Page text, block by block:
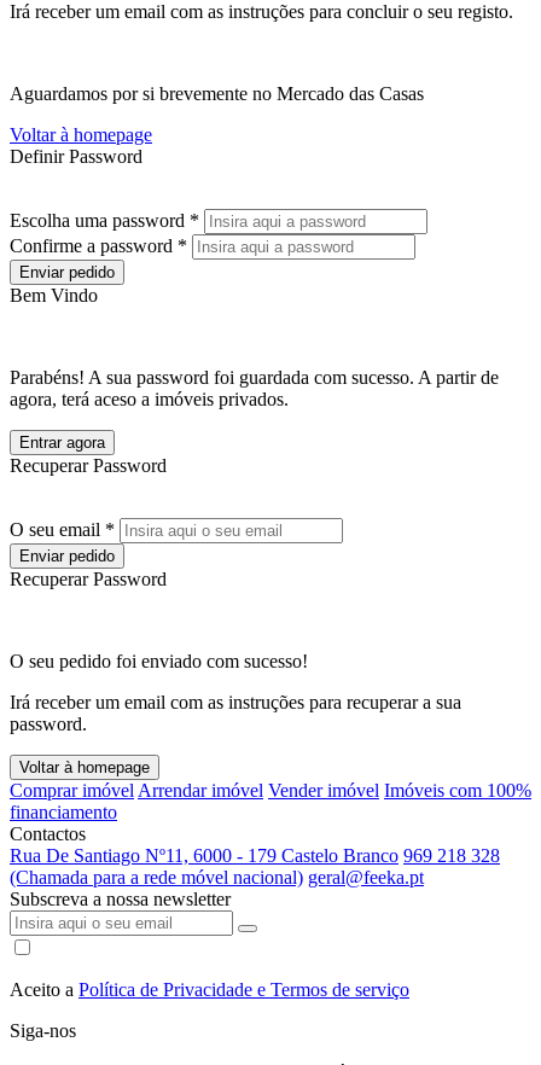
Irá receber um email com as instruções para concluir o seu registo.
Aguardamos por si brevemente no Mercado das Casas
Voltar à homepage
Definir Password
Escolha uma password *
Confirme a password *
Enviar pedido
Bem Vindo
Parabéns! A sua password foi guardada com sucesso. A partir de
agora, terá aceso a imóveis privados.
Entrar agora
Recuperar Password
O seu email *
Enviar pedido
Recuperar Password
O seu pedido foi enviado com sucesso!
Irá receber um email com as instruções para recuperar a sua
password.
Voltar à homepage
Comprar imóvel Arrendar imóvel Vender imóvel Imóveis com 100%
financiamento
Contactos
Rua De Santiago Nº11, 6000 - 179 Castelo Branco 969 218 328
(Chamada para a rede móvel nacional) geral@feeka.pt
Subscreva a nossa newsletter
Aceito a Política de Privacidade e Termos de serviço
Siga-nos